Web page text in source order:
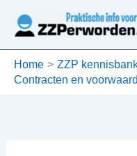
naar
inhoud
Home ZZP
Contracten en